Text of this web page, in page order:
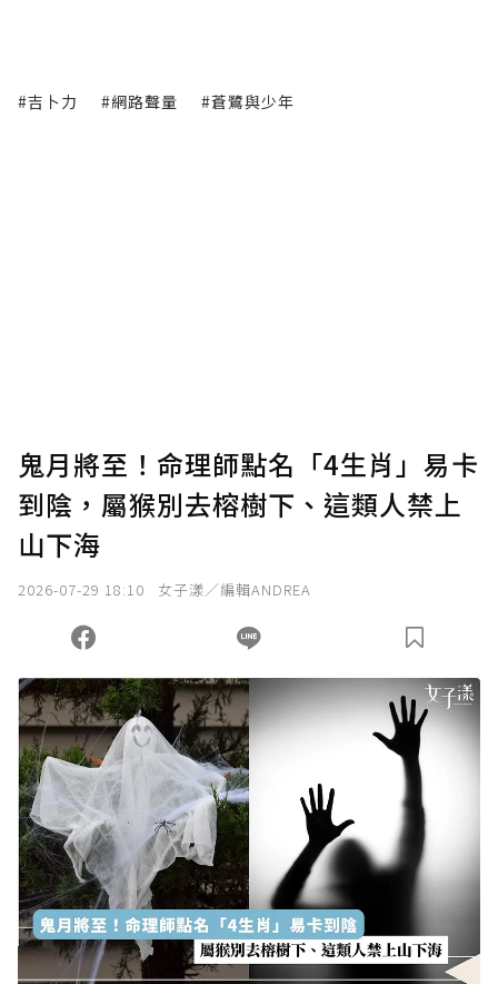
#吉卜力 #網路聲量 #蒼鷺與少年
鬼月將至！命理師點名「4生肖」易卡
到陰，屬猴別去榕樹下、這類人禁上
山下海
2026-07-29 18:10 女子漾／編輯ANDREA